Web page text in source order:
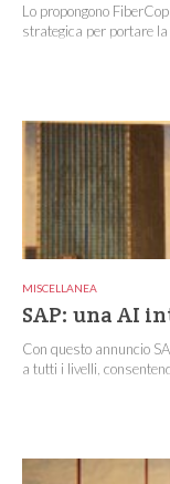
Lo propongono
strategica per portare la
MISCELLANEA
SAP: una AI
Con questo annuncio
a tutti i livelli,